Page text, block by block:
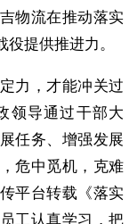
物流在推动落实
提供推进力。
力，才能冲关过
领导通过干部大
任务、增强发展
危中觅机，克难
平台转载《落实
工认真学习，把